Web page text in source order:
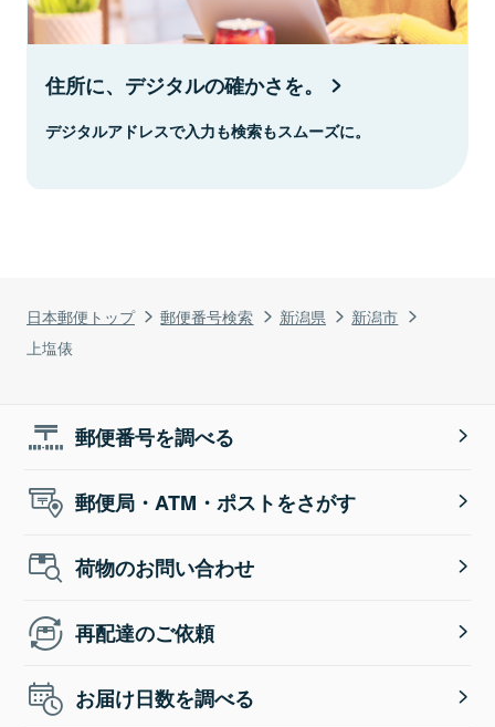
日本郵便トップ 郵便番号検索 新潟県
新潟市
上塩俵
住所に、デジタルの確かさを。
デジタルアドレスで入力も検索もスムーズに。
郵便番号を調べる
郵便局・ATM・ポストをさがす
荷物のお問い合わせ
再配達のご依頼
お届け日数を調べる